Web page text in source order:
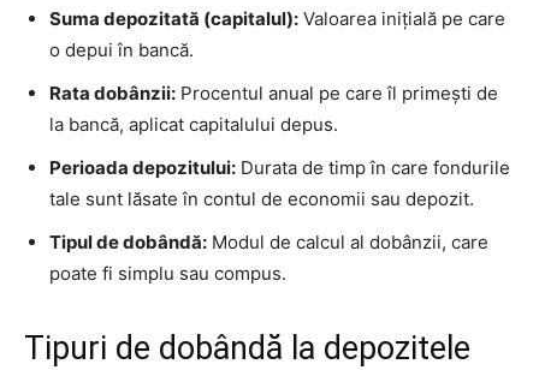
Suma depozitată (capitalul): Valoarea inițială pe care
o depui în bancă.
Rata dobânzii: Procentul anual pe care îl primești de
la bancă, aplicat capitalului depus.
Perioada depozitului: Durata de timp în care fondurile
tale sunt lăsate în contul de economii sau depozit.
Tipul de dobândă: Modul de calcul al dobânzii, care
poate fi simplu sau compus.
Tipuri de dobândă la depozitele